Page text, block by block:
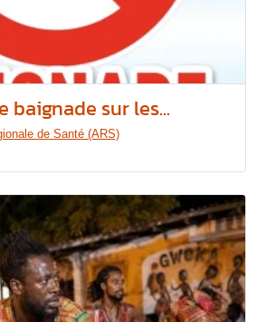
sur les...
de Santé (ARS)